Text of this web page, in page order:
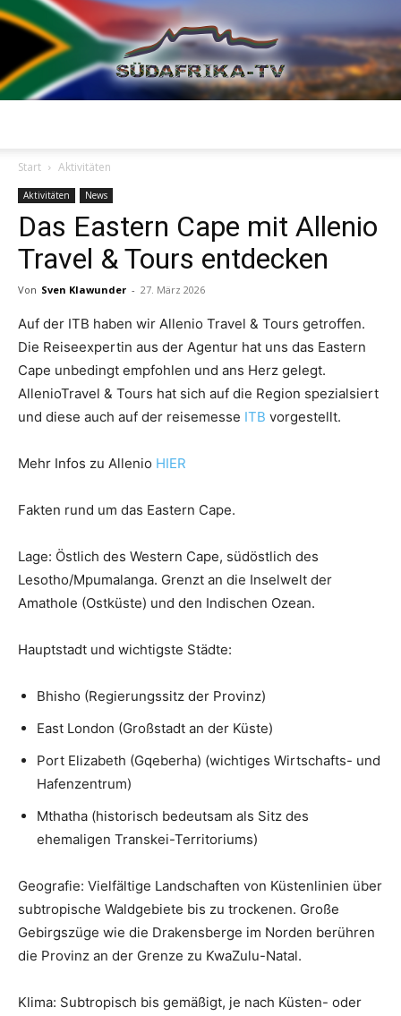
TV
Start Aktivitäten
Aktivitäten News
Das Eastern Cape mit Allenio
Travel & Tours entdecken
Von Sven Klawunder - 27. März 2026
Auf der ITB haben wir Allenio Travel & Tours getroffen.
Die Reiseexpertin aus der Agentur hat uns das Eastern
Cape unbedingt empfohlen und ans Herz gelegt.
AllenioTravel & Tours hat sich auf die Region spezialsiert
und diese auch auf der reisemesse ITB vorgestellt.
Mehr Infos zu Allenio HIER
Fakten rund um das Eastern Cape.
Lage: Östlich des Western Cape, südöstlich des
Lesotho/Mpumalanga. Grenzt an die Inselwelt der
Amathole (Ostküste) und den Indischen Ozean.
Hauptstadt und wichtigste Städte:
Bhisho (Regierungssitz der Provinz)
East London (Großstadt an der Küste)
Port Elizabeth (Gqeberha) (wichtiges Wirtschafts- und
Hafenzentrum)
Mthatha (historisch bedeutsam als Sitz des
ehemaligen Transkei-Territoriums)
Geografie: Vielfältige Landschaften von Küstenlinien über
subtropische Waldgebiete bis zu trockenen. Große
Gebirgszüge wie die Drakensberge im Norden berühren
die Provinz an der Grenze zu KwaZulu-Natal.
Klima: Subtropisch bis gemäßigt, je nach Küsten- oder